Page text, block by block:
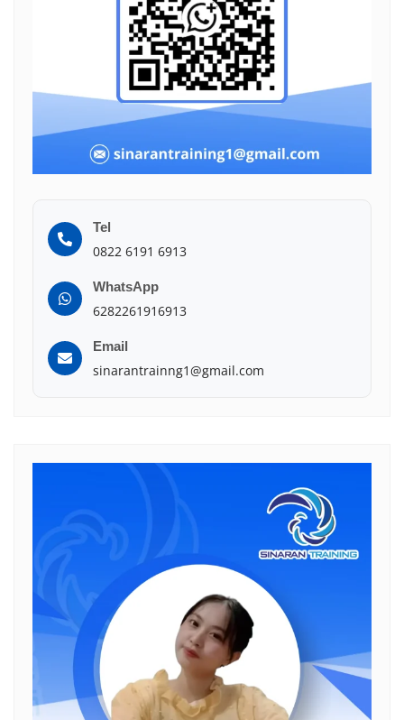
Tel
0822 6191 6913
WhatsApp
6282261916913
Email
sinarantrainng1@gmail.com